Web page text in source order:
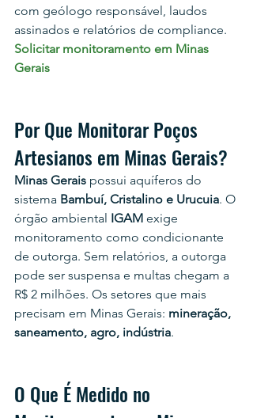
com geólogo responsável, laudos
assinados e relatórios de compliance.
Solicitar monitoramento em Minas
Gerais
Por Que Monitorar Poços
Artesianos em Minas Gerais?
Minas Gerais possui aquíferos do
sistema Bambuí, Cristalino e Urucuia. O
órgão ambiental IGAM exige
monitoramento como condicionante
de outorga. Sem relatórios, a outorga
pode ser suspensa e multas chegam a
R$ 2 milhões. Os setores que mais
precisam em Minas Gerais: mineração,
saneamento, agro, indústria.
O Que É Medido no